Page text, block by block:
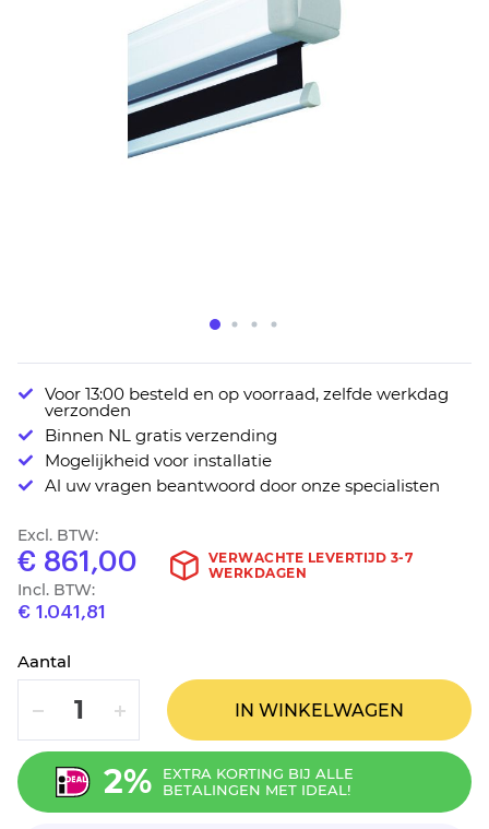
naar
het
begin
van
afbeeldingen-
gallerij
Voor 13:00 besteld en op voorraad, zelfde werkdag
verzonden
Binnen NL gratis verzending
Mogelijkheid voor installatie
Al uw vragen beantwoord door onze specialisten
Excl. BTW:
€ 861,00
Incl. BTW:
€ 1.041,81
VERWACHTE LEVERTIJD 3-7
WERKDAGEN
Aantal
VERLAAG VERHOOG IN WINKELWAGEN
2%
EXTRA KORTING BIJ ALLE
BETALINGEN MET IDEAL!